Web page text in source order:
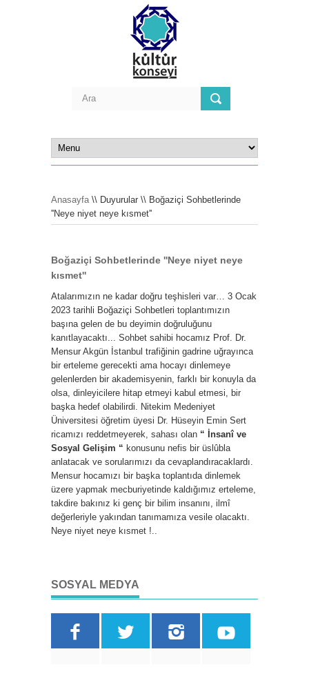
Anasayfa\\ Duyurular \\ Boğaziçi Sohbetlerinde
''Neye niyet neye kısmet''
Boğaziçi Sohbetlerinde ''Neye niyet neye
kısmet''
Atalarımızın ne kadar doğru teşhisleri var… 3 Ocak
2023 tarihli Boğaziçi Sohbetleri toplantımızın
başına gelen de bu deyimin doğruluğunu
kanıtlayacaktı... Sohbet sahibi hocamız Prof. Dr.
Mensur Akgün İstanbul trafiğinin gadrine uğrayınca
bir erteleme gerecekti ama hocayı dinlemeye
gelenlerden bir akademisyenin, farklı bir konuyla da
olsa, dinleyicilere hitap etmeyi kabul etmesi, bir
başka hedef olabilirdi. Nitekim Medeniyet
Üniversitesi öğretim üyesi Dr. Hüseyin Emin Sert
ricamızı reddetmeyerek, sahası olan “ İnsanî ve
Sosyal Gelişim “ konusunu nefis bir üslûbla
anlatacak ve sorularımızı da cevaplandıracaklardı.
Mensur hocamızı bir başka toplantıda dinlemek
üzere yapmak mecburiyetinde kaldığımız erteleme,
takdire bakınız ki genç bir bilim insanını, ilmî
değerleriyle yakından tanımamıza vesile olacaktı.
Neye niyet neye kısmet !..
SOSYAL MEDYA